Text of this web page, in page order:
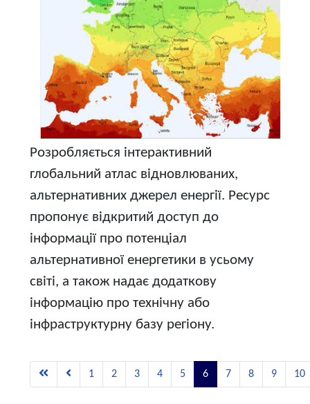
Розробляється інтерактивний
глобальний атлас відновлюваних,
альтернативних джерел енергії. Ресурс
пропонує відкритий доступ до
інформації про потенціал
альтернативної енергетики в усьому
світі, а також надає додаткову
інформацію про технічну або
інфраструктурну базу регіону.
1 2 3 4 5 6 7 8 9 10